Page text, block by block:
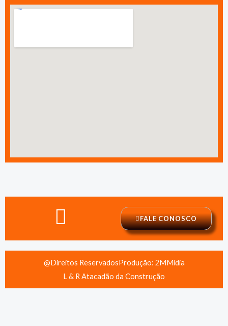
FALE CONOSCO
@Direitos ReservadosProdução: 2MMídia
L & R Atacadão da Construção